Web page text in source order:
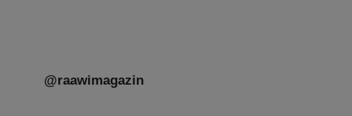
@raawimagazin